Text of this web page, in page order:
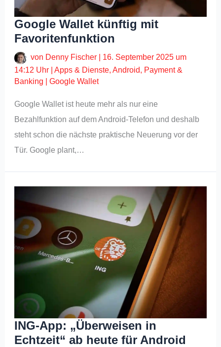
Google Wallet künftig mit
Favoritenfunktion
von Denny Fischer
16. September 2025 um
14:12 Uhr |Apps & Dienste,Android, Payment &
Banking |Google Wallet
Google Wallet ist heute mehr als nur eine
Bezahlfunktion auf dem Android-Telefon und deshalb
steht schon die nächste praktische Neuerung vor der
Tür. Google plant,…
ING-App: „Überweisen in
Echtzeit“ ab heute für Android